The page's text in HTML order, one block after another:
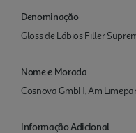
Denominação
Gloss de Lábios Filler
Nome e Morada
Cosnova GmbH, Am
Informação Adicional